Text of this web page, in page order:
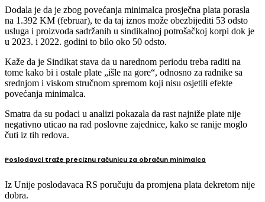
Dodala je da je zbog povećanja minimalca prosječna plata porasla
na 1.392 KM (februar), te da taj iznos može obezbijediti 53 odsto
usluga i proizvoda sadržanih u sindikalnoj potrošačkoj korpi dok je
u 2023. i 2022. godini to bilo oko 50 odsto.
Kaže da je Sindikat stava da u narednom periodu treba raditi na
tome kako bi i ostale plate „išle na gore“, odnosno za radnike sa
srednjom i viskom stručnom spremom koji nisu osjetili efekte
povećanja minimalca.
Smatra da su podaci u analizi pokazala da rast najniže plate nije
negativno uticao na rad poslovne zajednice, kako se ranije moglo
čuti iz tih redova.
Poslodavci traže preciznu računicu za obračun minimalca
Iz Unije poslodavaca RS poručuju da promjena plata dekretom nije
dobra.